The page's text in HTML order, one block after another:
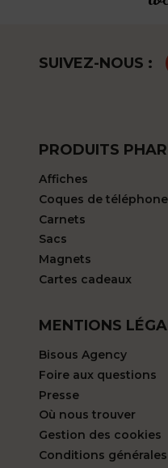
SUIVEZ-NOUS :
PRODUITS
Affiches
Coques de téléphone
Carnets
Sacs
Magnets
Cartes cadeaux
MENTIONS
Bisous Agency
Foire aux questions
Presse
Où nous trouver
Gestion des cookies
Conditions